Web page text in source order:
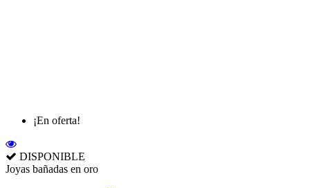
¡En oferta!
DISPONIBLE
Joyas bañadas en oro